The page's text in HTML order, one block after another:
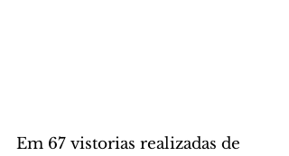
Em 67 vistorias realizadas de